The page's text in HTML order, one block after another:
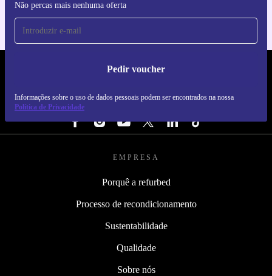
Não percas mais nenhuma oferta
Pedir voucher
Informações sobre o uso de dados pessoais podem ser encontrados na nossa
Política de Privacidade
REFURBED PORTUGAL - RETHINK NEW.
SEGUE-NOS
EMPRESA
Porquê a refurbed
Processo de recondicionamento
Sustentabilidade
Qualidade
Sobre nós